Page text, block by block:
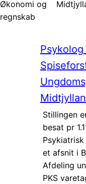
Økonomi og
regnskab
Stillingen
besat pr
et afsnit i
Afdeling
PKS